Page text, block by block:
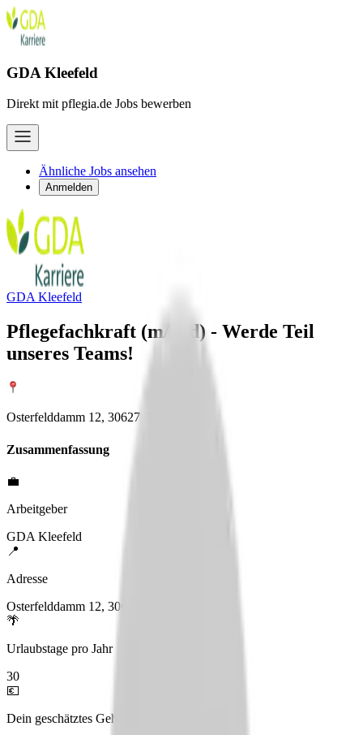
GDA Kleefeld
Direkt mit pflegia.de Jobs bewerben
Ähnliche Jobs ansehen
Anmelden
GDA Kleefeld
Pflegefachkraft (m/w/d) - Werde Teil
unseres Teams!
Osterfelddamm 12, 30627 Hannover
Zusammenfassung
💼
Arbeitgeber
GDA Kleefeld
📍
Adresse
Osterfelddamm 12, 30627 Hannover
🌴
Urlaubstage pro Jahr
30
💶
Dein geschätztes Gehalt